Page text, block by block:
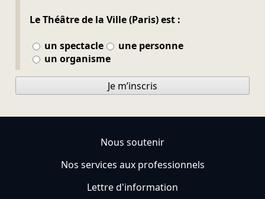
Le Théâtre de la Ville (Paris) est :
un spectacle
une personne
un organisme
Je m’inscris
Nous soutenir
Nos services aux professionnels
Lettre d'information